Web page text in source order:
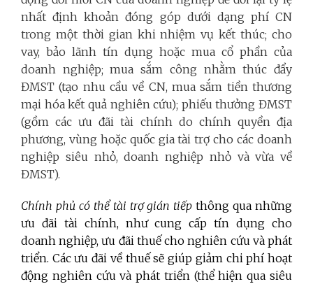
nhất định khoản đóng góp dưới dạng phí CN
trong một thời gian khi nhiệm vụ kết thúc; cho
vay, bảo lãnh tín dụng hoặc mua cổ phần của
doanh nghiệp; mua sắm công nhằm thúc đẩy
ĐMST (tạo nhu cầu về CN, mua sắm tiền thương
mại hóa kết quả nghiên cứu); phiếu thưởng ĐMST
(gồm các ưu đãi tài chính do chính quyền địa
phương, vùng hoặc quốc gia tài trợ cho các doanh
nghiệp siêu nhỏ, doanh nghiệp nhỏ và vừa về
ĐMST).
Chính phủ có thể tài trợ gián tiếp thông qua những
ưu đãi tài chính, như cung cấp tín dụng cho
doanh nghiệp, ưu đãi thuế cho nghiên cứu và phát
triển. Các ưu đãi về thuế sẽ giúp giảm chi phí hoạt
động nghiên cứu và phát triển (thể hiện qua siêu